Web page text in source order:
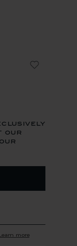
our
Learn more